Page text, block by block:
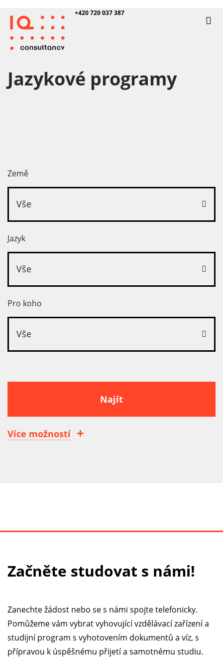
+420 720 037 387
Jazykové programy
Země
Vše
Jazyk
Vše
Pro koho
Vše
Najít
Více možností
Začněte studovat s námi!
Zanechte žádost nebo se s námi spojte telefonicky.
Pomůžeme vám vybrat vyhovující vzdělávací zařízení a
studijní program s vyhotovením dokumentů a víz, s
přípravou k úspěšnému přijetí a samotnému studiu.